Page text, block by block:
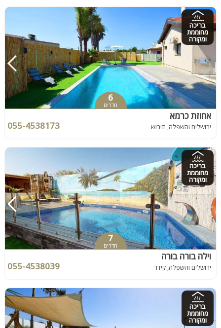
בריכה
מחוממת
ומקורה
6
חדרים
אחוזת כרמא
ירושלים והשפלה, תירוש 055-4538173
בריכה
מחוממת
ומקורה
7
חדרים
וילה בורה בורה
ירושלים והשפלה, קידר 055-4538039
בריכה
מחוממת
ומקורה